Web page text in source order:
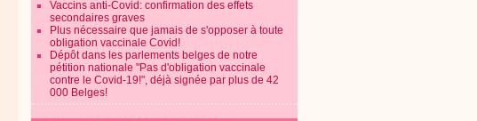
Vaccins anti-Covid: confirmation des effets
secondaires graves
Plus nécessaire que jamais de s'opposer à toute
obligation vaccinale Covid!
Dépôt dans les parlements belges de notre
pétition nationale "Pas d'obligation vaccinale
contre le Covid-19!", déjà signée par plus de 42
000 Belges!